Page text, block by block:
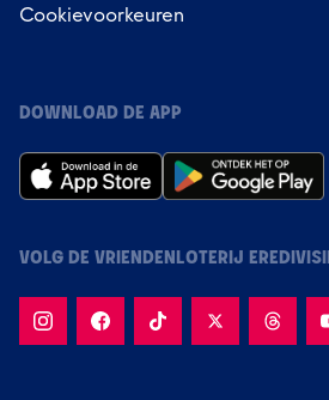
Cookievoorkeuren
DOWNLOAD DE APP
VOLG DE VRIENDENLOTERIJ